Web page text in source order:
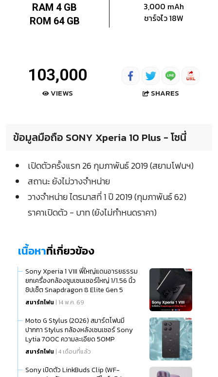
RAM 4 GB
ROM 64 GB
3,000 mAh
ชาร์จไว 18W
103,000
VIEWS SHARES
ข้อมูลมือถือ SONY Xperia 10 Plus - โซนี่
เปิดตัวครั้งแรก 26 กุมภาพันธ์ 2019 (สยามโฟนฯ)
สถานะ ยังไม่วางจำหน่าย
วางจำหน่าย ไตรมาสที่ 1 ปี 2019 (กุมภาพันธ์ 62)
ราคาเปิดตัว - บาท (ยังไม่กำหนดราคา)
เนื้อหาที่เกี่ยวข้อง
Sony Xperia 1 VIII พี่ใหญ่แดนอารยธรรม
ยกเครื่องกล้องซูมเซนเซอร์ใหญ่ 1/1.56 นิ้ว
ชิปเซ็ต Snapdragon 8 Elite Gen 5
สมาร์ทโฟน | 14 พ.ค. 69
Moto G Stylus (2026) สมาร์ตโฟนมี
ปากกา Stylus กล้องหลังเซนเซอร์ Sony
Lytia 700C ความละเอียด 50MP
สมาร์ทโฟน | 4 เดือนที่แล้ว
Sony เปิดตัว LinkBuds Clip (WF-